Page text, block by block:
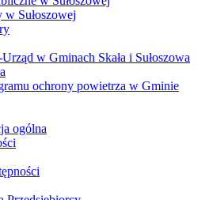
Sułoszowej
w Gminach Skała i Sułoszowa
ochrony powietrza w Gminie
ogólna